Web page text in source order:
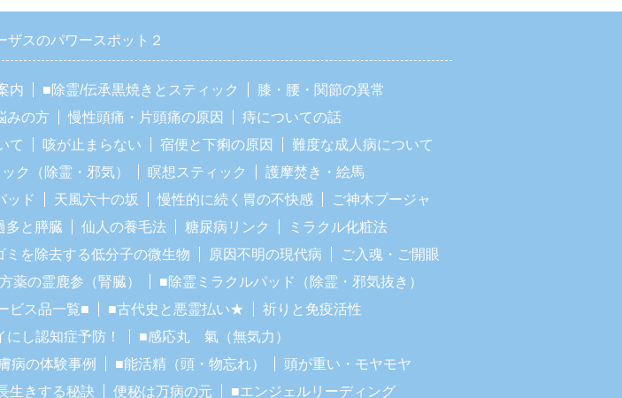
ザスのパワースポット２
内 ■除霊/伝承黒焼きとスティック
膝・腰・関節の異常
みの方 慢性頭痛・片頭痛の原因
痔についての話
て 咳が止まらない 宿便と下痢の原因
難度な成人病について
ク（除霊・邪気） 瞑想スティック
護摩焚き・絵馬
ッド 天風六十の坂 慢性的に続く胃の不快感
ご神木プージャ
多と膵臓 仙人の養毛法 糖尿病リンク
ミラクル化粧法
を除去する低分子の微生物 原因不明の現代病
ご入魂・ご開眼
薬の霊鹿参（腎臓）
■除霊ミラクルパッド（除霊・邪気抜き）
ビス品一覧■ ■古代史と悪霊払い★
祈りと免疫活性
し認知症予防！
■感応丸 氣（無気力）
病の体験事例 ■能活精（頭・物忘れ）
頭が重い・モヤモヤ
生きする秘訣 便秘は万病の元
■エンジェルリーディング